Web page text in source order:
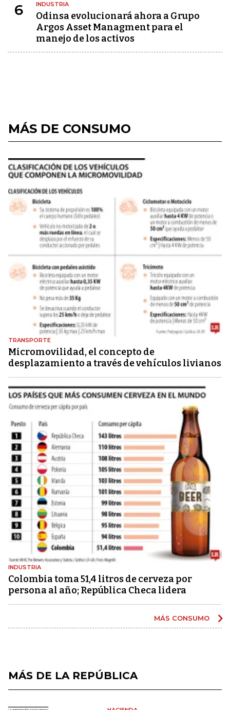
6 INDUSTRIA
Odinsa evolucionará ahora a Grupo
Argos Asset Managment para el
manejo de los activos
MÁS DE CONSUMO
TRANSPORTE
Micromovilidad, el concepto de
desplazamiento a través de vehículos livianos
INDUSTRIA
Colombia toma 51,4 litros de cerveza por
persona al año; República Checa lidera
MÁS CONSUMO
MÁS DE LA REPÚBLICA